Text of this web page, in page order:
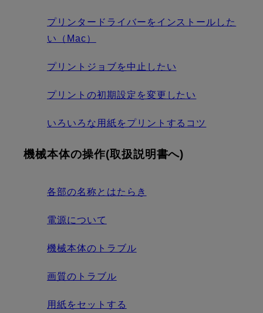
プリンタードライバーをインストールした
い（Mac）
プリントジョブを中止したい
プリントの初期設定を変更したい
いろいろな用紙をプリントするコツ
機械本体の操作(取扱説明書へ)
各部の名称とはたらき
電源について
機械本体のトラブル
画質のトラブル
用紙をセットする